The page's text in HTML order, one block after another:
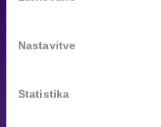
Nastavitve
Statistika